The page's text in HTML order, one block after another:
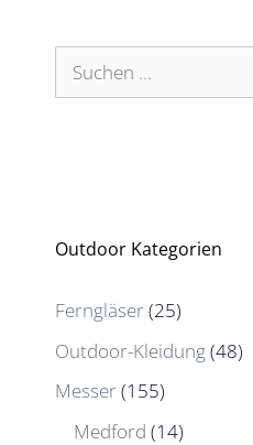
Suchen
nach:
Outdoor Kategorien
Ferngläser(25)
Outdoor-Kleidung(48)
Messer(155)
Medford (14)